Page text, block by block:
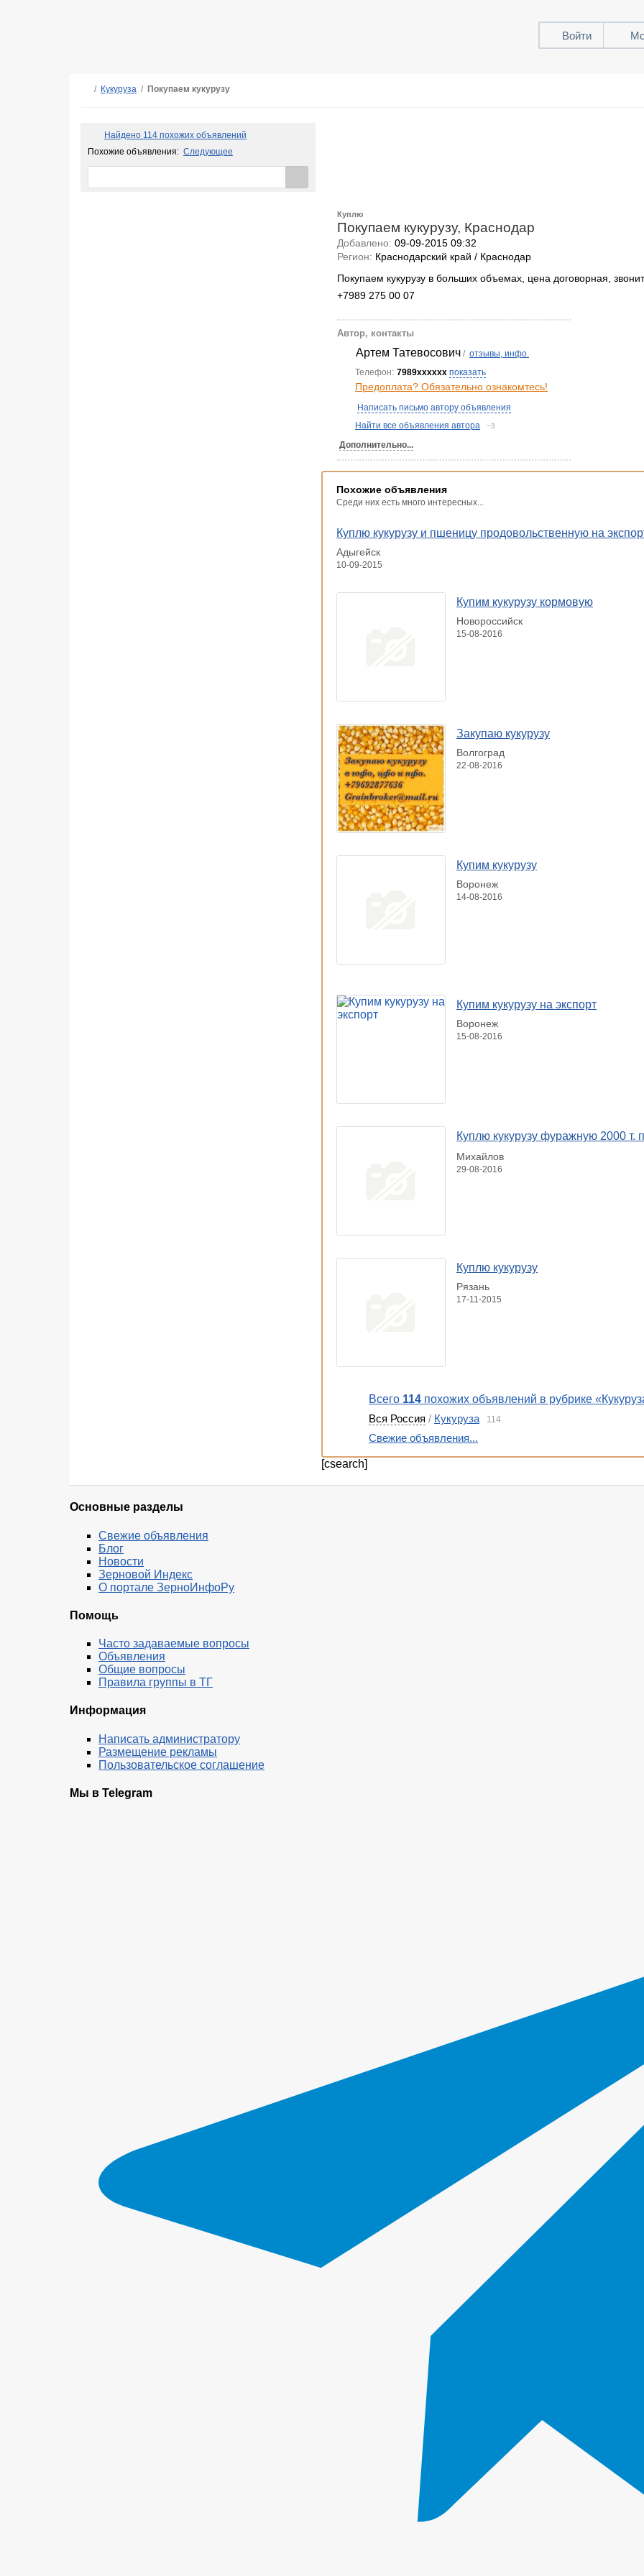
Войти
/ Кукуруза / Покупаем кукурузу
Найдено 114 похожих объявлений
Похожие объявления: Следующее
Куплю
Покупаем кукурузу, Краснодар
Добавлено: 09-09-2015 09:32
Регион: Краснодарский край / Краснодар
Покупаем кукурузу в больших объемах, цена договорная,
+7989 275 00 07
Автор, контакты
Артем Татевосович / отзывы, инфо.
Телефон: 7989xxxxxx показать
Предоплата? Обязательно ознакомтесь!
Написать письмо автору объявления
Найти все объявления автора
~3
Дополнительно...
Похожие объявления
Среди них есть много интересных...
Куплю кукурузу и пшеницу продовольственную на
Адыгейск
10-09-2015
Купим кукурузу кормовую
Новороссийск
15-08-2016
Закупаю кукурузу
Волгоград
22-08-2016
Купим кукурузу
Воронеж
14-08-2016
Купим кукурузу на экспорт
Воронеж
15-08-2016
Куплю кукурузу фуражную 2000 т.
Михайлов
29-08-2016
Куплю кукурузу
Рязань
17-11-2015
Всего 114 похожих объявлений в рубрике
Вся Россия / Кукуруза 114
Свежие объявления...
[csearch]
Основные разделы
Свежие объявления
Блог
Новости
Зерновой Индекс
О портале ЗерноИнфоРу
Помощь
Часто задаваемые вопросы
Объявления
Общие вопросы
Правила группы в ТГ
Информация
Написать администратору
Размещение рекламы
Пользовательское соглашение
Мы в Telegram